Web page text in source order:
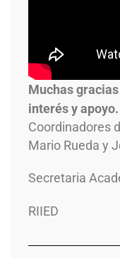
Muchas
interés y apoyo.
Coordinadores
Mario Rueda y
Secretaria
RIIED